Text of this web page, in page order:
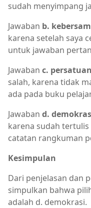
sudah menyimpang
Jawaban b.
karena setelah saya
untuk jawaban
Jawaban c. persatuan
salah, karena tidak
ada pada buku
Jawaban d.
karena sudah
catatan rangkuman
Kesimpulan
Dari penjelasan dan
simpulkan bahwa
adalah d. demokrasi.